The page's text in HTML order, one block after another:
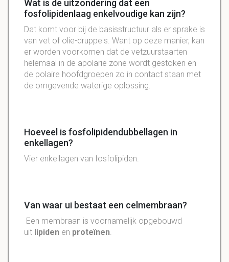
Wat is de uitzondering dat een
fosfolipidenlaag enkelvoudige kan zijn?
Dat komt voor bij de basisstructuur als er sprake is
van vet of olie-druppels. Want op deze manier, kan
er worden voorkomen dat de vetzuurstaarten
helemaal in de apolarie zone wordt gestoken en
de polaire hoofdgroepen zo in contact staan met
de omgevende waterige oplossing.
Hoeveel is fosfolipidendubbellagen in
enkellagen?
Vier enkellagen van fosfolipiden.
Van waar ui bestaat een celmembraan?
Een membraan is voornamelijk opgebouwd
uit lipiden en proteïnen.